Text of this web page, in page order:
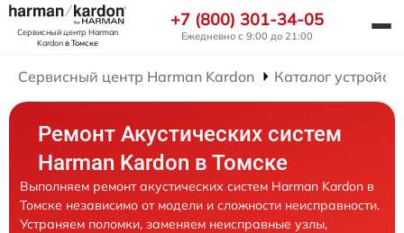
Сервисный центр Harman
Kardonв Томске
+7 (800) 301-34-05
Ежедневно с 9:00 до 21:00
Сервисный центр Harman Kardon Каталог устройств
Ремонт Акустических систем
Harman Kardon в Томске
Выполняем ремонт акустических систем Harman Kardon в
Томске независимо от модели и сложности неисправности.
Устраняем поломки, заменяем неисправные узлы,